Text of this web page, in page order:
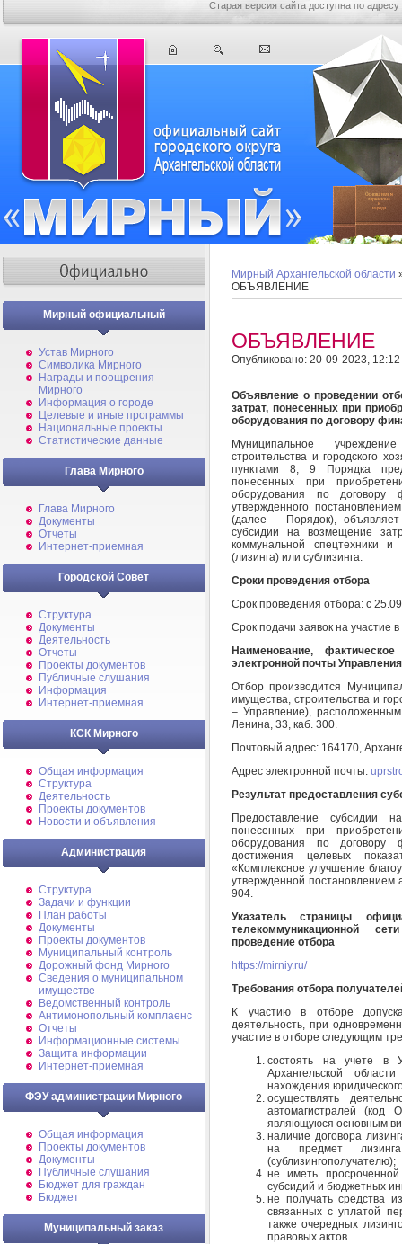
Старая версия сайта доступна по адресу
Мирный официальный
Устав Мирного
Символика Мирного
Награды и поощрения
Мирного
Информация о городе
Целевые и иные программы
Национальные проекты
Статистические данные
Глава Мирного
Глава Мирного
Документы
Отчеты
Интернет-приемная
Городской Совет
Структура
Документы
Деятельность
Отчеты
Проекты документов
Публичные слушания
Информация
Интернет-приемная
КСК Мирного
Общая информация
Структура
Деятельность
Проекты документов
Новости и объявления
Администрация
Структура
Задачи и функции
План работы
Документы
Проекты документов
Муниципальный контроль
Дорожный фонд Мирного
Cведения о муниципальном
имуществе
Ведомственный контроль
Антимонопольный комплаенс
Отчеты
Информационные системы
Защита информации
Интернет-приемная
ФЭУ администрации Мирного
Общая информация
Проекты документов
Документы
Публичные слушания
Бюджет для граждан
Бюджет
Муниципальный заказ
Мирный Архангельской области
ОБЪЯВЛЕНИЕ
ОБЪЯВЛЕНИЕ
Опубликовано: 20-09-2023, 12:12
Объявление о проведении
затрат, понесенных при
оборудования по договору
Муниципальное
строительства и городского
пунктами 8, 9 Порядка
понесенных при
оборудования по договору
утвержденного
(далее – Порядок),
субсидии на возмещение
коммунальной спецтехники
(лизинга) или сублизинга.
Сроки проведения отбора
Срок проведения отбора: с
Срок подачи заявок на участие
Наименование,
электронной почты
Отбор производится
имущества, строительства и
– Управление),
Ленина, 33, каб. 300.
Почтовый адрес: 164170,
Адрес электронной почты:
Результат предоставления
Предоставление субсидии
понесенных при
оборудования по договору
достижения целевых
«Комплексное улучшение
утвержденной
904.
Указатель страницы
телекоммуникационной
проведение отбора
https://mirniy.ru/
Требования отбора
К участию в отборе
деятельность, при
участие в отборе следующим
состоять на учете в
Архангельской
нахождения
осуществлять
автомагистралей
являющуюся основным
наличие договора
на предмет
(сублизингополучателю);
не иметь
субсидий и бюджетных
не получать средства
связанных с уплатой
также очередных
правовых актов.